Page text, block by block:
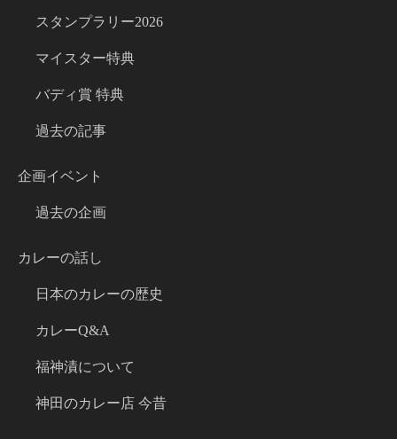
スタンプラリー2026
マイスター特典
バディ賞 特典
過去の記事
企画イベント
過去の企画
カレーの話し
日本のカレーの歴史
カレーQ&A
福神漬について
神田のカレー店 今昔